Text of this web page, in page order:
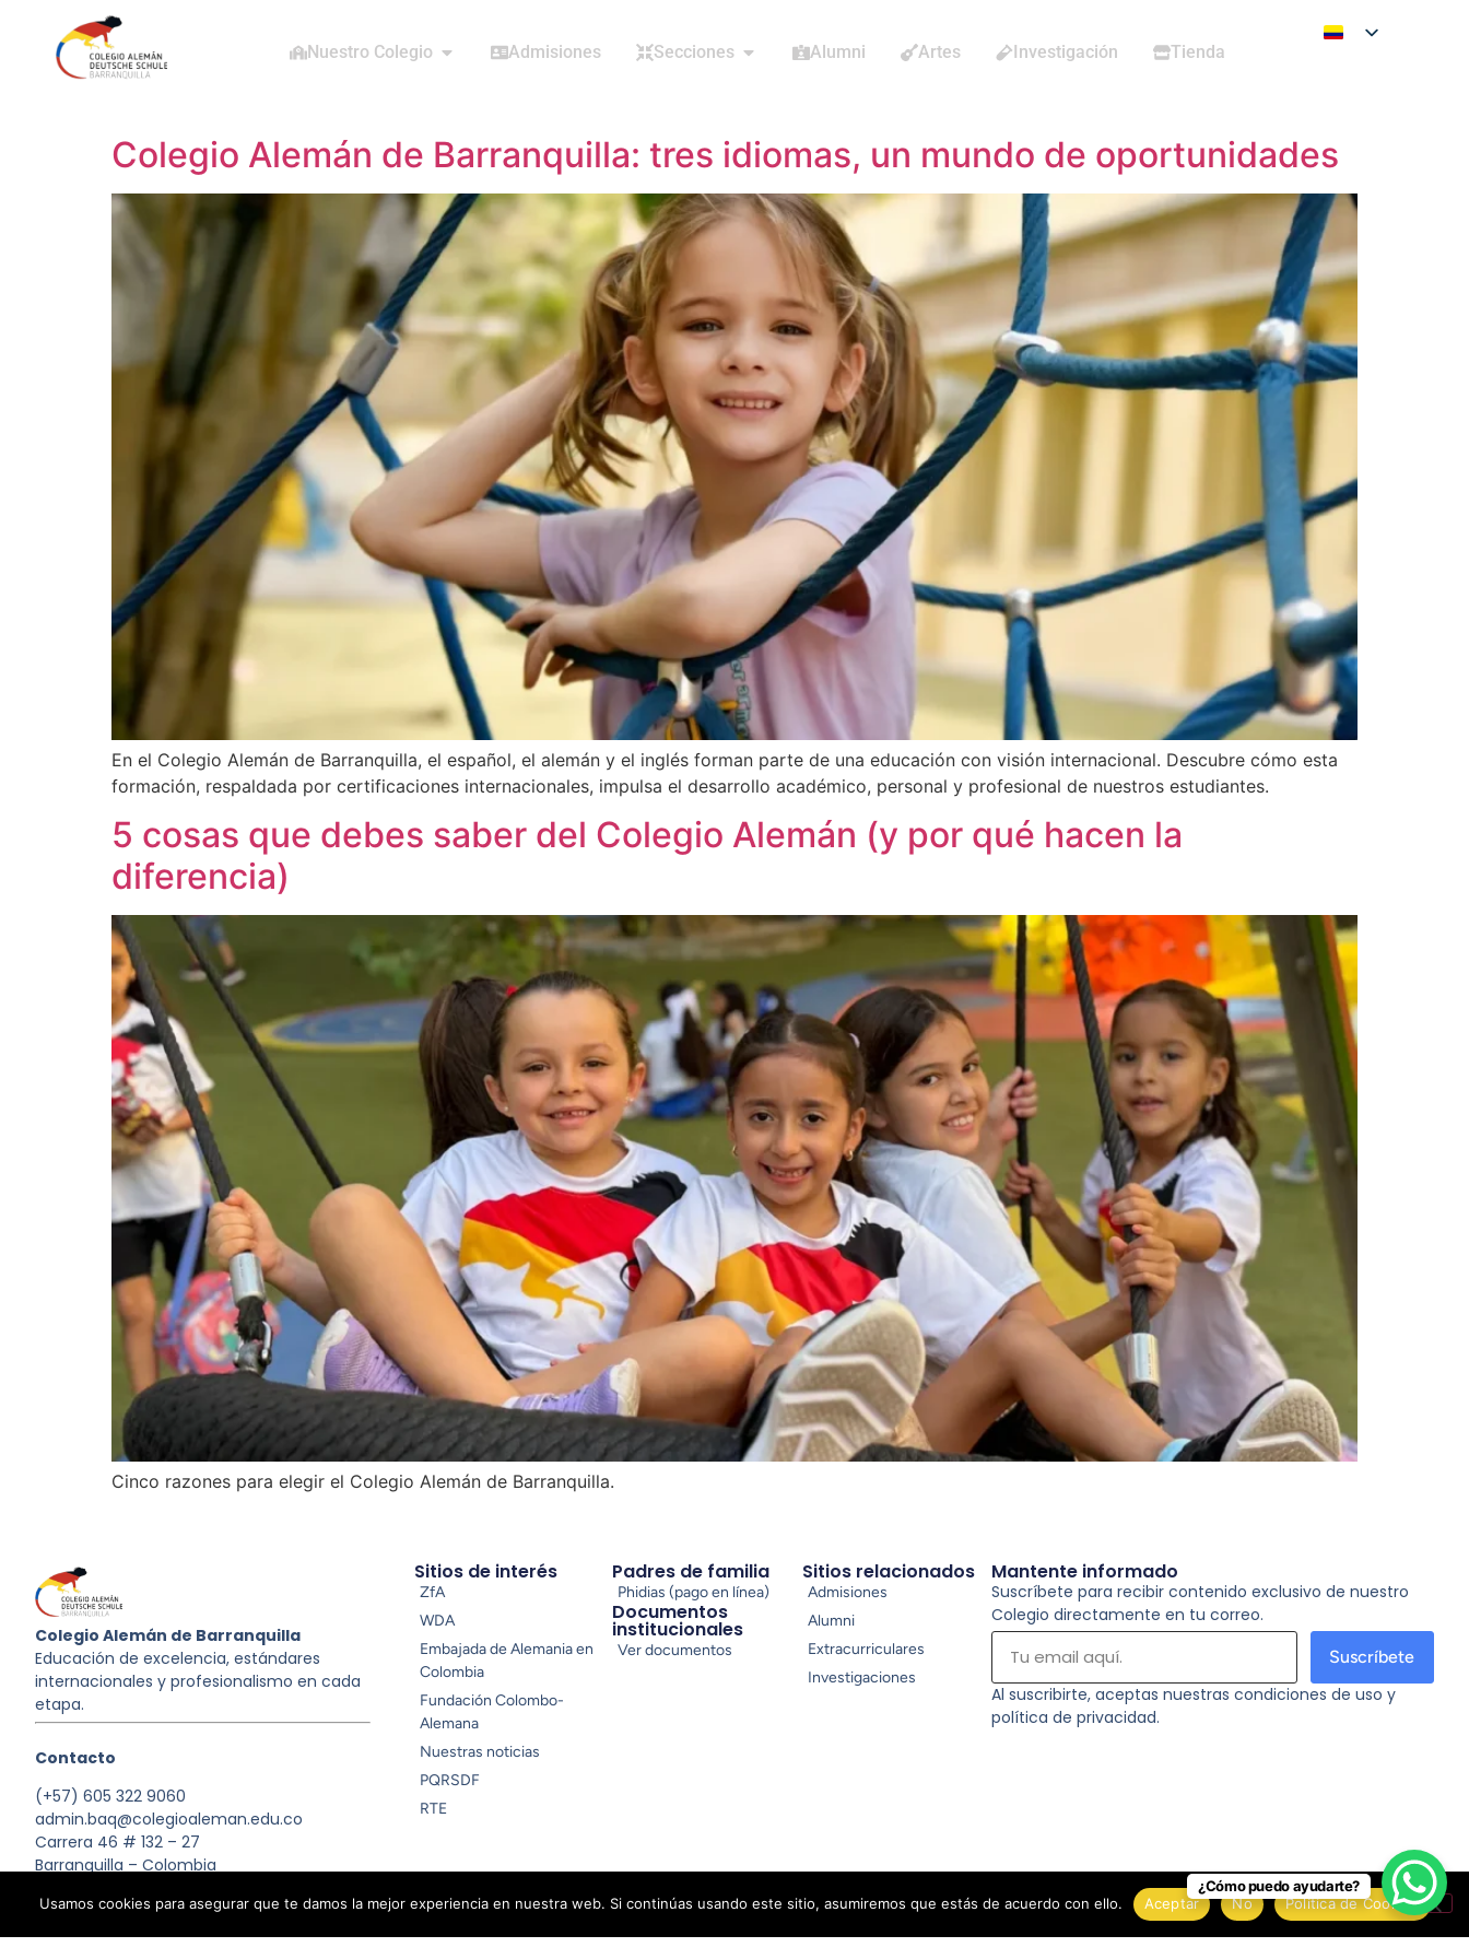
Nuestro Colegio Admisiones Secciones Alumni Artes Investigación Tienda
Colegio Alemán de Barranquilla: tres idiomas, un mundo de oportunidades
En el Colegio Alemán de Barranquilla, el español, el alemán y el inglés forman parte de una educación con visión internacional. Descubre cómo esta
formación, respaldada por certificaciones internacionales, impulsa el desarrollo académico, personal y profesional de nuestros estudiantes.
5 cosas que debes saber del Colegio Alemán (y por qué hacen la
diferencia)​
Cinco razones para elegir el Colegio Alemán de Barranquilla.
Colegio Alemán de Barranquilla
Educación de excelencia, estándares
internacionales y profesionalismo en cada
etapa.
Contacto
(+57) 605 322 9060
admin.baq@colegioaleman.edu.co
Carrera 46 # 132 – 27
Barranquilla – Colombia
Sitios de interés
ZfA
WDA
Embajada de Alemania en
Colombia
Fundación Colombo-
Alemana
Nuestras noticias
PQRSDF
RTE
Padres de familia
Phidias (pago en línea)
Documentos
institucionales
Ver documentos
Sitios relacionados
Admisiones
Alumni
Extracurriculares
Investigaciones
Mantente informado
Suscríbete para recibir contenido exclusivo de nuestro
Colegio directamente en tu correo.
Suscríbete
Al suscribirte, aceptas nuestras condiciones de uso y
política de privacidad.
¿Cómo puedo ayudarte?
Usamos cookies para asegurar que te damos la mejor experiencia en nuestra web. Si continúas usando este sitio, asumiremos que estás de acuerdo con ello.
Aceptar No Política de Cookies